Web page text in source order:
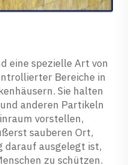
eine spezielle Art von
Bereiche in
Sie halten
anderen Partikeln
vorstellen,
sauberen Ort,
darauf ausgelegt ist,
zu schützen.